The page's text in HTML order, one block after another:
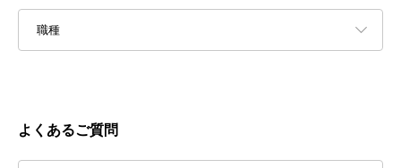
職種
よくあるご質問